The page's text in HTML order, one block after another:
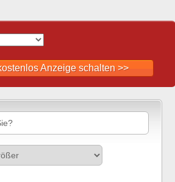
Anzeige schalten >>